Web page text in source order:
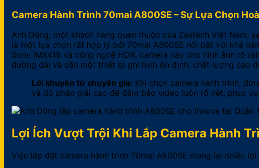
Camera Hành Trình 70mai A800SE – Sự Lựa Chọn
Anh Dũng, một khách hàng quen thuộc của Zestech Việt Nam,
là một lựa chọn rất hợp lý bởi 70mai A800SE nổi bật với khả
Sony IMX415 và công nghệ HDR, camera này cho hình ảnh rõ
đường dài và cần một thiết bị ghi hình ổn định, chất lượng cao
Lời khuyên từ chuyên gia: Khi chọn camera hành trình,
và độ phân giải cao để đảm bảo video luôn rõ nét, phục
Lợi Ích Vượt Trội Khi Lắp Camera Hành
Việc lắp đặt camera hành trình 70mai A800SE mang lại nhiều